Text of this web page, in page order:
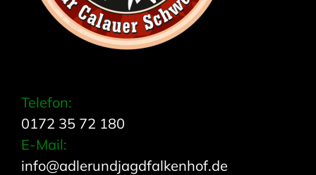
Telefon:
0172 35 72 180
E-Mail:
info@adlerundjagdfalkenhof.de